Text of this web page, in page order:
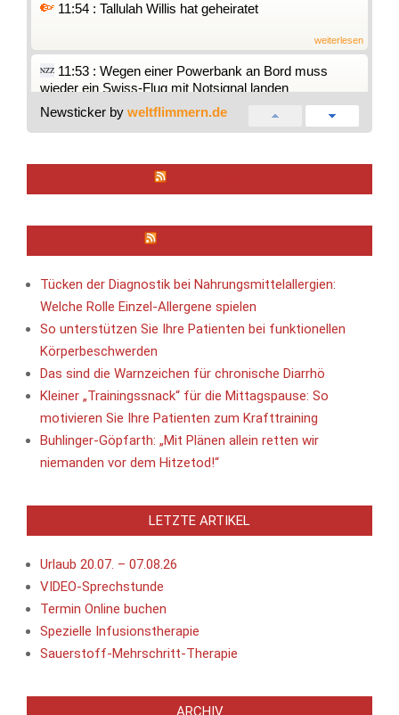
11:54 : Tallulah Willis hat geheiratet
weiterlesen
11:53 : Wegen einer Powerbank an Bord muss
wieder ein Swiss-Flug mit Notsignal landen
weiterlesen
11:53 : Einsatz mit Herz: Polizei rettet hilflose
Straße von Hormus
11:49 : "Goodbye Deutschland"-Auswanderer hat
seine eigenen Töchter angelogen!
11:49 : SPÖ-Frauen fordern, dass Ludwig sich von
Rucks Aussagen distanziert
11:48 : Neue Umfrage in Sachsen-Anhalt: AfD
11:45 : Der ukrainische Präsident Wolodymyr
Soldaten in Russland stationiert werden sollen
11:45 : Wahl in Italien 2027: Die rechten
Stimmungsmacher drehen auf
Newsticker by weltflimmern.de
Tücken der Diagnostik bei Nahrungsmittelallergien:
Welche Rolle Einzel-Allergene spielen
So unterstützen Sie Ihre Patienten bei funktionellen
Körperbeschwerden
Das sind die Warnzeichen für chronische Diarrhö
Kleiner „Trainingssnack“ für die Mittagspause: So
motivieren Sie Ihre Patienten zum Krafttraining
Buhlinger-Göpfarth: „Mit Plänen allein retten wir
niemanden vor dem Hitzetod!“
LETZTE ARTIKEL
Urlaub 20.07. – 07.08.26
VIDEO-Sprechstunde
Termin Online buchen
Spezielle Infusionstherapie
Sauerstoff-Mehrschritt-Therapie
ARCHIV